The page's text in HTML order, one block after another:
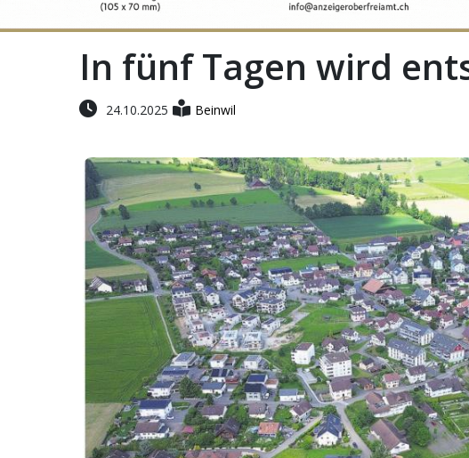
In fünf Tagen wird
24.10.2025 Beinwil